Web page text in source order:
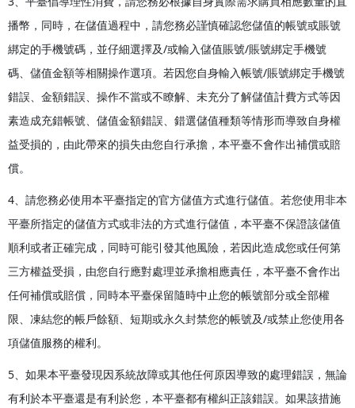
播幣，同時，在儲值過程中，請您務必謹慎確認您儲值的帳號或賬號
綁定的手機號碼，並仔細選擇及/或輸入儲值賬號/賬號綁定手機號
碼、儲值金額等相關操作選項。若因您自身輸入帳號/賬號綁定手機號
錯誤、金額錯誤、操作不當或不瞭解、未充分了解儲值計費方式等因
素造成充錯帳號、儲值金額錯誤、錯選儲值種類等情形而導致自身權
益受損的，由此帶來的損失由您自行承擔，本平臺不會作出補償或賠
償。
4、請您務必使用本平臺指定的官方儲值方式進行儲值。若您使用非本
平臺所指定的儲值方式或非法的方式進行儲值，本平臺不保證該儲值
順利或者正確完成，同時可能引發其他風險，若因此造成您或任何第
三方權益受損，由您自行應對處理並承擔相應責任，本平臺不會作出
任何補償或賠償，同時本平臺保留隨時中止您的帳號部分或全部權
限、凍結您的帳戶餘額、短期或永久封禁您的帳號及/或禁止您使用各
項儲值服務的權利。
5、如果本平臺發現因系統故障或其他任何原因導致的處理錯誤，無論
有利於本平臺還是有利於您，本平臺都有權糾正該錯誤。如果該措施